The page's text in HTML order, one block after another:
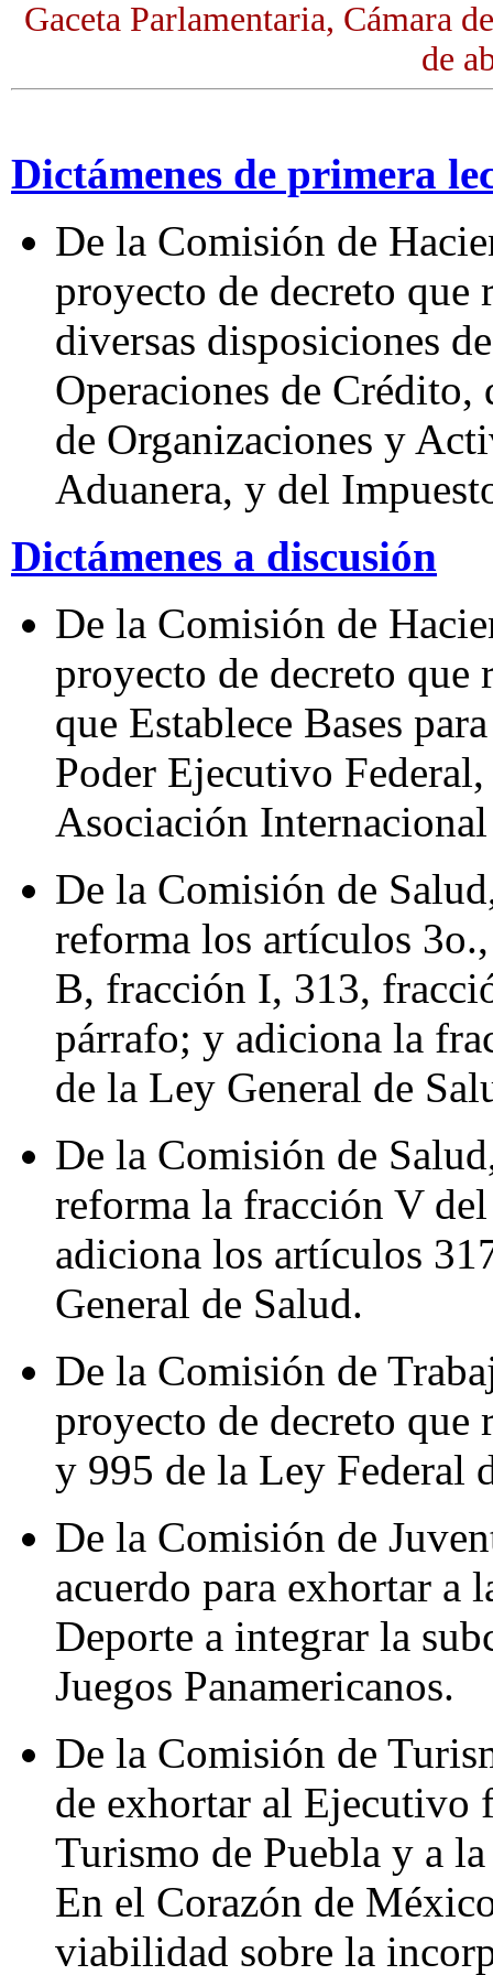
Gaceta Parlamentaria, Cámara
de
Dictámenes de primera
De la Comisión de
proyecto de decreto que
diversas disposiciones
Operaciones de
de Organizaciones y
Aduanera, y del
Dictámenes a discusión
De la Comisión de
proyecto de decreto
que Establece Bases
Poder Ejecutivo
Asociación
De la Comisión de
reforma los artículos
B, fracción I, 313,
párrafo; y adiciona la
de la Ley General de
De la Comisión de
reforma la fracción V
adiciona los artículos
General de Salud.
De la Comisión de
proyecto de decreto
y 995 de la Ley Federal
De la Comisión de
acuerdo para exhortar a
Deporte a integrar la
Juegos Panamericanos.
De la Comisión de
de exhortar al Ejecutivo
Turismo de Puebla y a
En el Corazón de
viabilidad sobre la